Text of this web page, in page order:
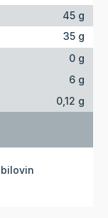
45 g
35 g
0 g
6 g
0,12 g